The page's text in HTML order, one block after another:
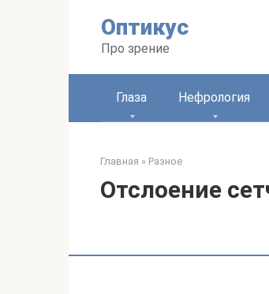
Оптикус
Про зрение
Глаза Нефрология
Главная » Разное
Отслоение